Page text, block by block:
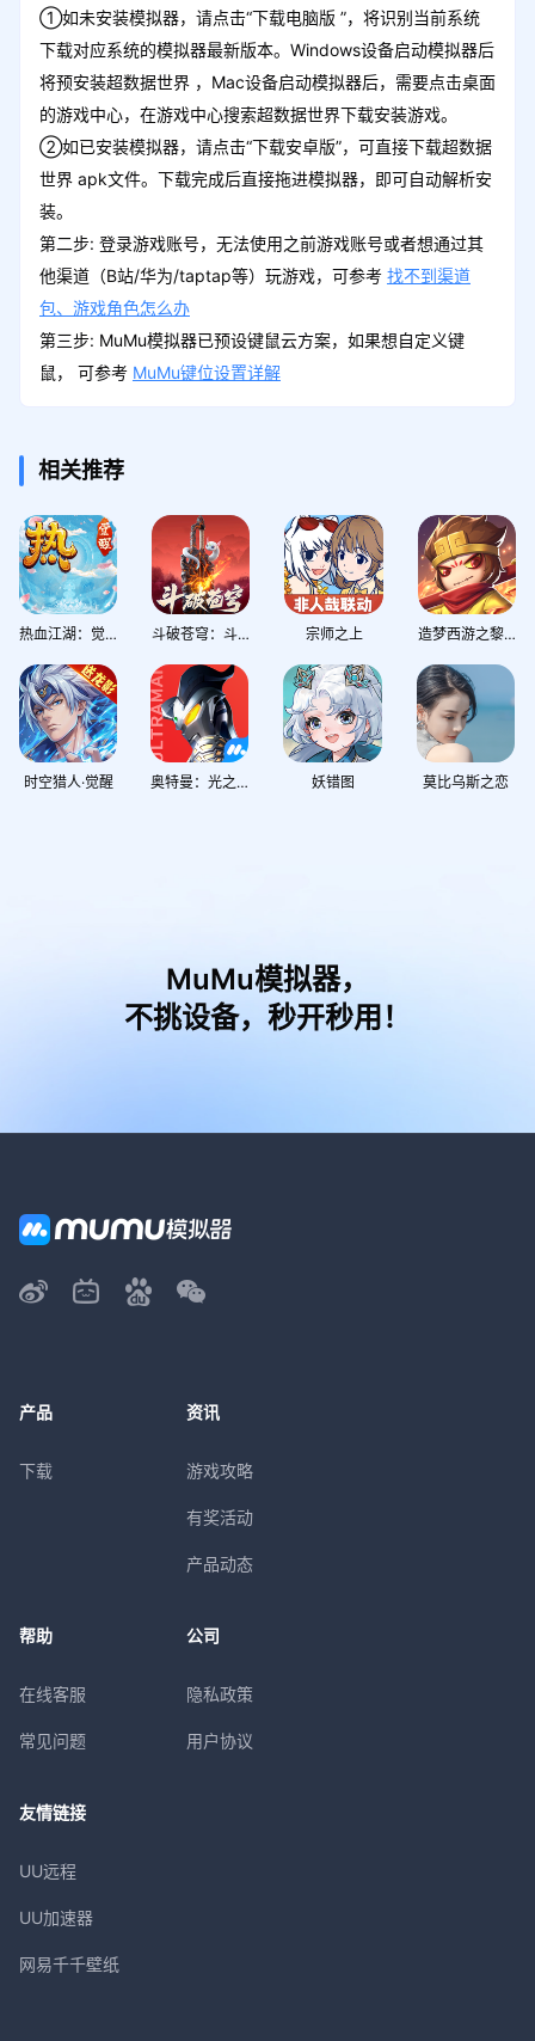
①如未安装模拟器，请点击“下载电脑版 ”，将识别当前系统
下载对应系统的模拟器最新版本。Windows设备启动模拟器后
将预安装超数据世界 ，Mac设备启动模拟器后，需要点击桌面
的游戏中心，在游戏中心搜索超数据世界下载安装游戏。
②如已安装模拟器，请点击“下载安卓版”，可直接下载超数据
世界 apk文件。下载完成后直接拖进模拟器，即可自动解析安
装。
第二步: 登录游戏账号，无法使用之前游戏账号或者想通过其
他渠道（B站/华为/taptap等）玩游戏，可参考 找不到渠道
包、游戏角色怎么办
第三步: MuMu模拟器已预设键鼠云方案，如果想自定义键
鼠， 可参考 MuMu键位设置详解
相关推荐
热血江湖：觉醒 斗破苍穹：斗帝之路 宗师之上 造梦西游之黎尤浩劫篇
时空猎人·觉醒 奥特曼：光之战士 妖错图 莫比乌斯之恋
MuMu模拟器，
不挑设备，秒开秒用！
产品
下载
资讯
游戏攻略
有奖活动
产品动态
帮助
在线客服
常见问题
公司
隐私政策
用户协议
友情链接
UU远程
UU加速器
网易千千壁纸